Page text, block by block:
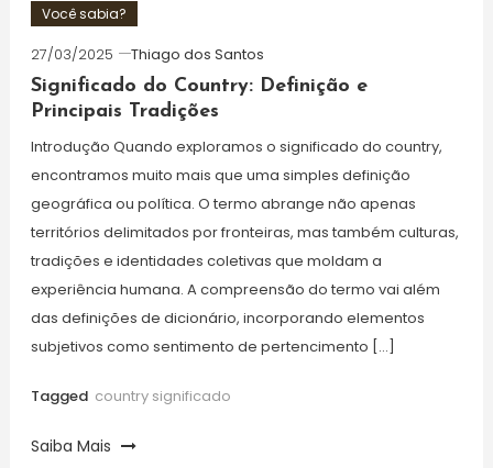
Você sabia?
27/03/2025
Thiago dos Santos
Significado do Country: Definição e
Principais Tradições
Introdução Quando exploramos o significado do country,
encontramos muito mais que uma simples definição
geográfica ou política. O termo abrange não apenas
territórios delimitados por fronteiras, mas também culturas,
tradições e identidades coletivas que moldam a
experiência humana. A compreensão do termo vai além
das definições de dicionário, incorporando elementos
subjetivos como sentimento de pertencimento […]
Tagged country significado
Saiba Mais